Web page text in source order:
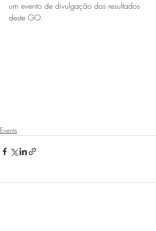
um evento de divulgação dos resultados
deste GO.
Events